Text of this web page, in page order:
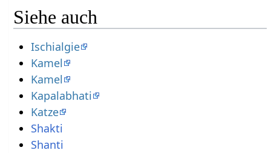
Siehe auch
Ischialgie
Kamel
Kamel
Kapalabhati
Katze
Shakti
Shanti